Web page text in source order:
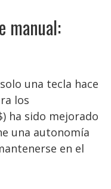
manual:
una tecla hace
los
ha sido mejorado
una autonomía
en el